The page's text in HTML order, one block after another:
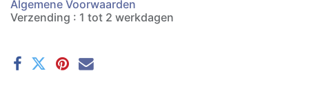
Algemene Voorwaarden
Verzending : 1 tot 2 werkdagen